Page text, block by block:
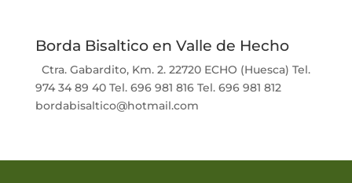
Borda Bisaltico en Valle de Hecho
Ctra. Gabardito, Km. 2. 22720 ECHO (Huesca) Tel.
974 34 89 40 Tel. 696 981 816 Tel. 696 981 812
bordabisaltico@hotmail.com